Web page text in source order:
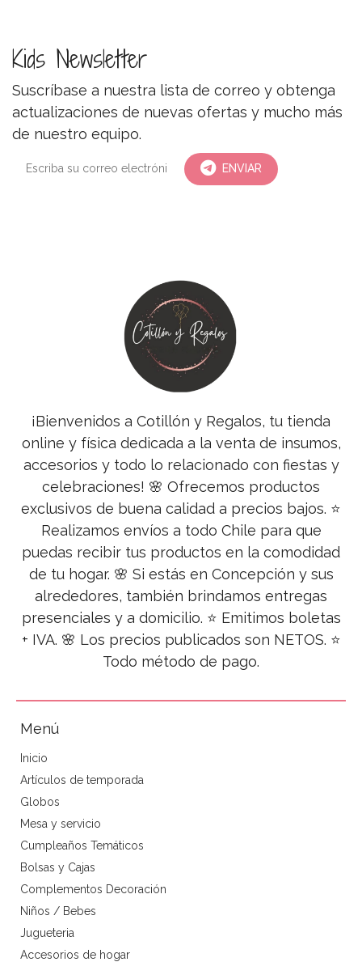
Kids Newsletter
Suscríbase a nuestra lista de correo y obtenga
actualizaciones de nuevas ofertas y mucho más
de nuestro equipo.
ENVIAR
¡Bienvenidos a Cotillón y Regalos, tu tienda
online y física dedicada a la venta de insumos,
accesorios y todo lo relacionado con fiestas y
celebraciones! 🌸 Ofrecemos productos
exclusivos de buena calidad a precios bajos. ⭐
Realizamos envíos a todo Chile para que
puedas recibir tus productos en la comodidad
de tu hogar. 🌸 Si estás en Concepción y sus
alrededores, también brindamos entregas
presenciales y a domicilio. ⭐ Emitimos boletas
+ IVA. 🌸 Los precios publicados son NETOS. ⭐
Todo método de pago.
Menú
Inicio
Artículos de temporada
Globos
Mesa y servicio
Cumpleaños Temáticos
Bolsas y Cajas
Complementos Decoración
Niños / Bebes
Jugueteria
Accesorios de hogar